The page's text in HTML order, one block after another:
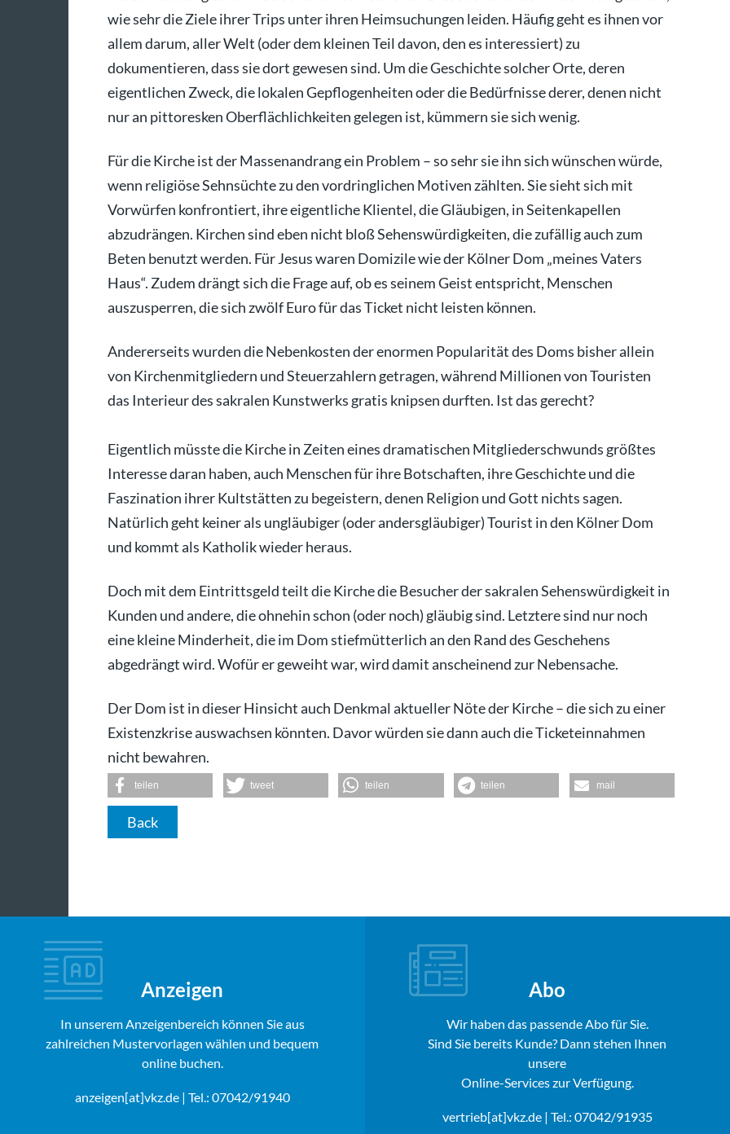
wie sehr die Ziele ihrer Trips unter ihren Heimsuchungen leiden. Häufig geht es ihnen vor
allem darum, aller Welt (oder dem kleinen Teil davon, den es interessiert) zu
dokumentieren, dass sie dort gewesen sind. Um die Geschichte solcher Orte, deren
eigentlichen Zweck, die lokalen Gepflogenheiten oder die Bedürfnisse derer, denen nicht
nur an pittoresken Oberflächlichkeiten gelegen ist, kümmern sie sich wenig.
Für die Kirche ist der Massenandrang ein Problem – so sehr sie ihn sich wünschen würde,
wenn religiöse Sehnsüchte zu den vordringlichen Motiven zählten. Sie sieht sich mit
Vorwürfen konfrontiert, ihre eigentliche Klientel, die Gläubigen, in Seitenkapellen
abzudrängen. Kirchen sind eben nicht bloß Sehenswürdigkeiten, die zufällig auch zum
Beten benutzt werden. Für Jesus waren Domizile wie der Kölner Dom „meines Vaters
Haus“. Zudem drängt sich die Frage auf, ob es seinem Geist entspricht, Menschen
auszusperren, die sich zwölf Euro für das Ticket nicht leisten können.
Andererseits wurden die Nebenkosten der enormen Popularität des Doms bisher allein
von Kirchenmitgliedern und Steuerzahlern getragen, während Millionen von Touristen
das Interieur des sakralen Kunstwerks gratis knipsen durften. Ist das gerecht?
Eigentlich müsste die Kirche in Zeiten eines dramatischen Mitgliederschwunds größtes
Interesse daran haben, auch Menschen für ihre Botschaften, ihre Geschichte und die
Faszination ihrer Kultstätten zu begeistern, denen Religion und Gott nichts sagen.
Natürlich geht keiner als ungläubiger (oder andersgläubiger) Tourist in den Kölner Dom
und kommt als Katholik wieder heraus.
Doch mit dem Eintrittsgeld teilt die Kirche die Besucher der sakralen Sehenswürdigkeit in
Kunden und andere, die ohnehin schon (oder noch) gläubig sind. Letztere sind nur noch
eine kleine Minderheit, die im Dom stiefmütterlich an den Rand des Geschehens
abgedrängt wird. Wofür er geweiht war, wird damit anscheinend zur Nebensache.
Der Dom ist in dieser Hinsicht auch Denkmal aktueller Nöte der Kirche – die sich zu einer
Existenzkrise auswachsen könnten. Davor würden sie dann auch die Ticketeinnahmen
nicht bewahren.
teilen tweet teilen teilen mail
Back
Anzeigen
In unserem Anzeigenbereich können Sie aus
zahlreichen Mustervorlagen wählen und bequem
online buchen.
anzeigen[at]vkz.de| Tel.: 07042/91940
Abo
Wir haben das passende Abo für Sie.
Sind Sie bereits Kunde? Dann stehen Ihnen
unsere
Online-Services zur Verfügung.
vertrieb[at]vkz.de| Tel.: 07042/91935